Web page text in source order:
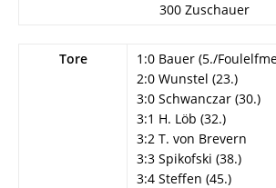
300 Zuschauer
Tore
1:0 Bauer (5./
2:0 Wunstel (23.)
3:0 Schwanczar (30.)
3:1 H. Löb (32.)
3:2 T. von Brevern
3:3 Spikofski (38.)
3:4 Steffen (45.)